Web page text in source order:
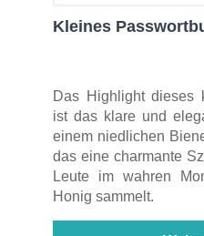
Kleines
Das Highlight dieses
ist das klare und
einem niedlichen
das eine charmante
Leute im wahren
Honig sammelt.